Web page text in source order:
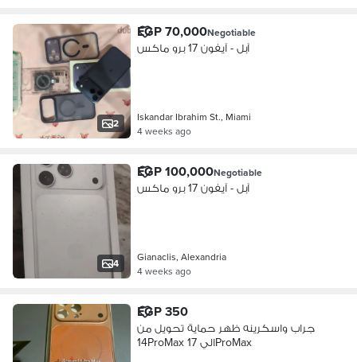
2
EGP 70,000Negotiable
آبل - آيفون 17 برو ماكس
Iskandar Ibrahim St., Miami
4 weeks ago
4
EGP 100,000Negotiable
آبل - آيفون 17 برو ماكس
Gianaclis, Alexandria
4 weeks ago
EGP 350
جراب واسكرينه ظهر حماية تحويل من
14ProMax الي 17ProMax